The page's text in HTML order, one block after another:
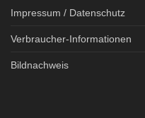
Impressum / Datenschutz
Verbraucher-Informationen
Bildnachweis